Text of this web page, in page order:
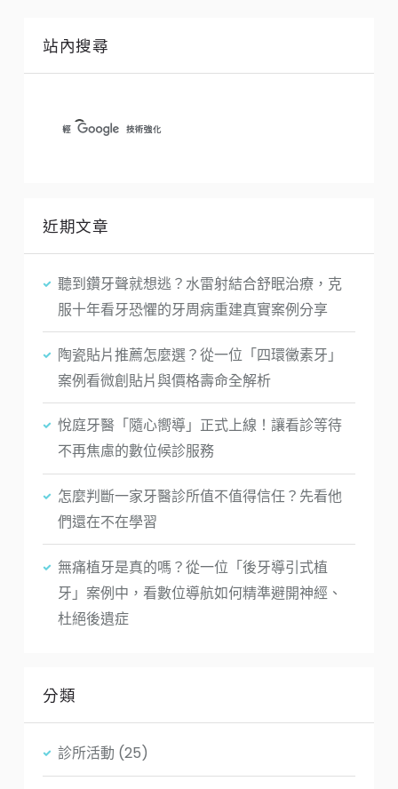
站內搜尋
近期文章
聽到鑽牙聲就想逃？水雷射結合舒眠治療，克
服十年看牙恐懼的牙周病重建真實案例分享
陶瓷貼片推薦怎麼選？從一位「四環黴素牙」
案例看微創貼片與價格壽命全解析
悅庭牙醫「隨心嚮導」正式上線！讓看診等待
不再焦慮的數位候診服務
怎麼判斷一家牙醫診所值不值得信任？先看他
們還在不在學習
無痛植牙是真的嗎？從一位「後牙導引式植
牙」案例中，看數位導航如何精準避開神經、
杜絕後遺症
分類
診所活動 (25)